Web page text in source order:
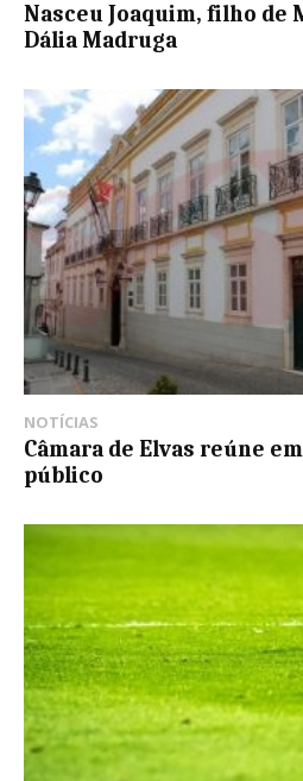
Nasceu Joaquim, filho de
Dália Madruga
NOTÍCIAS
Câmara de Elvas reúne
público